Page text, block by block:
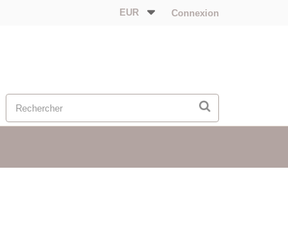
Connexion
EUR